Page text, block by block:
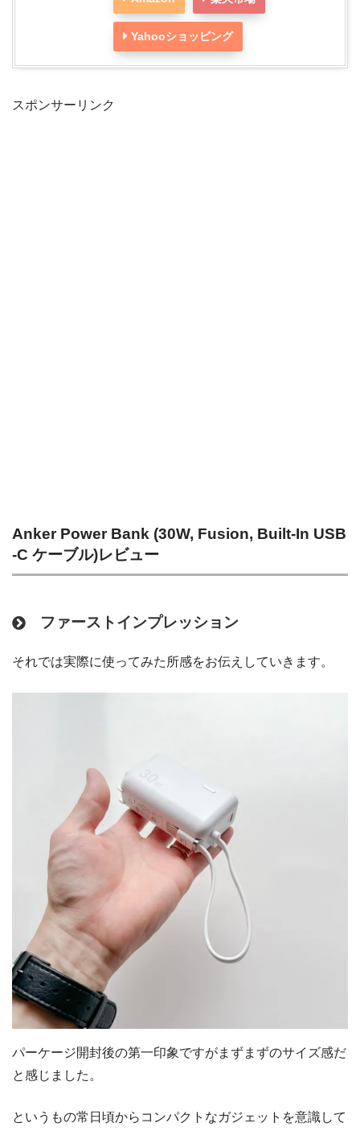
Yahooショッピング
スポンサーリンク
Anker Power Bank (30W, Fusion, Built-In USB
-C ケーブル)レビュー
ファーストインプレッション
それでは実際に使ってみた所感をお伝えしていきます。
パーケージ開封後の第一印象ですがまずまずのサイズ感だ
と感じました。
というもの常日頃からコンパクトなガジェットを意識して